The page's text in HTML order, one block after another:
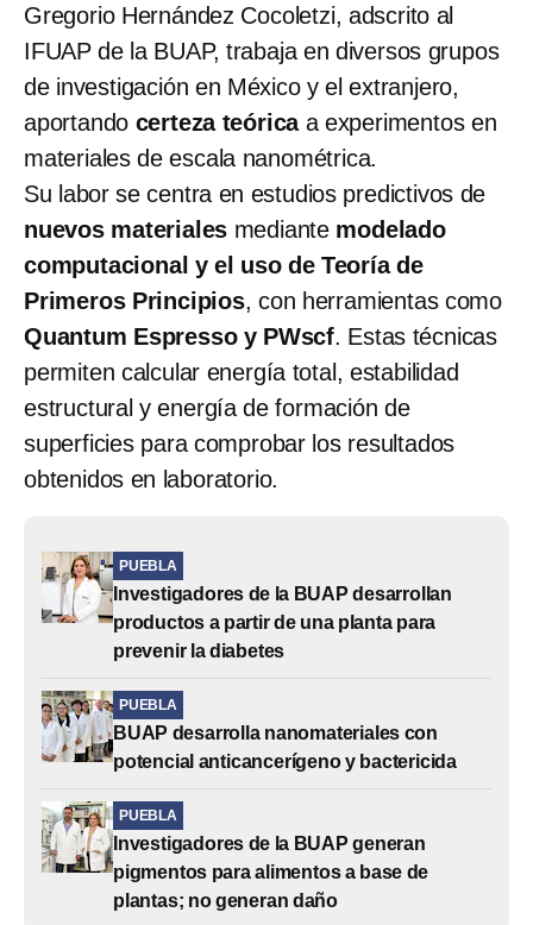
Gregorio Hernández Cocoletzi, adscrito al
IFUAP de la BUAP, trabaja en diversos grupos
de investigación en México y el extranjero,
aportando certeza teóricaa experimentos en
materiales de escala nanométrica.
Su labor se centra en estudios predictivos de
nuevos materiales mediante modelado
computacional y el uso de Teoría de
Primeros Principios, con herramientas como
Quantum Espresso y PWscf. Estas técnicas
permiten calcular energía total, estabilidad
estructural y energía de formación de
superficies para comprobar los resultados
obtenidos en laboratorio.
PUEBLA
Investigadores de la BUAP desarrollan
productos a partir de una planta para
prevenir la diabetes
PUEBLA
BUAP desarrolla nanomateriales con
potencial anticancerígeno y bactericida
PUEBLA
Investigadores de la BUAP generan
pigmentos para alimentos a base de
plantas; no generan daño